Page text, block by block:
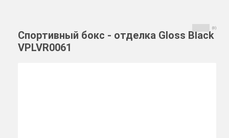
Спортивный бокс - отделка Gloss Black
VPLVR0061
(0)